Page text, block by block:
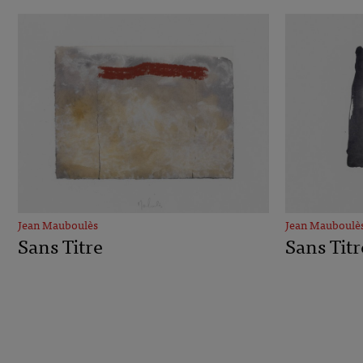
Jean Mauboulès
Sans Titre
Jean
Sans